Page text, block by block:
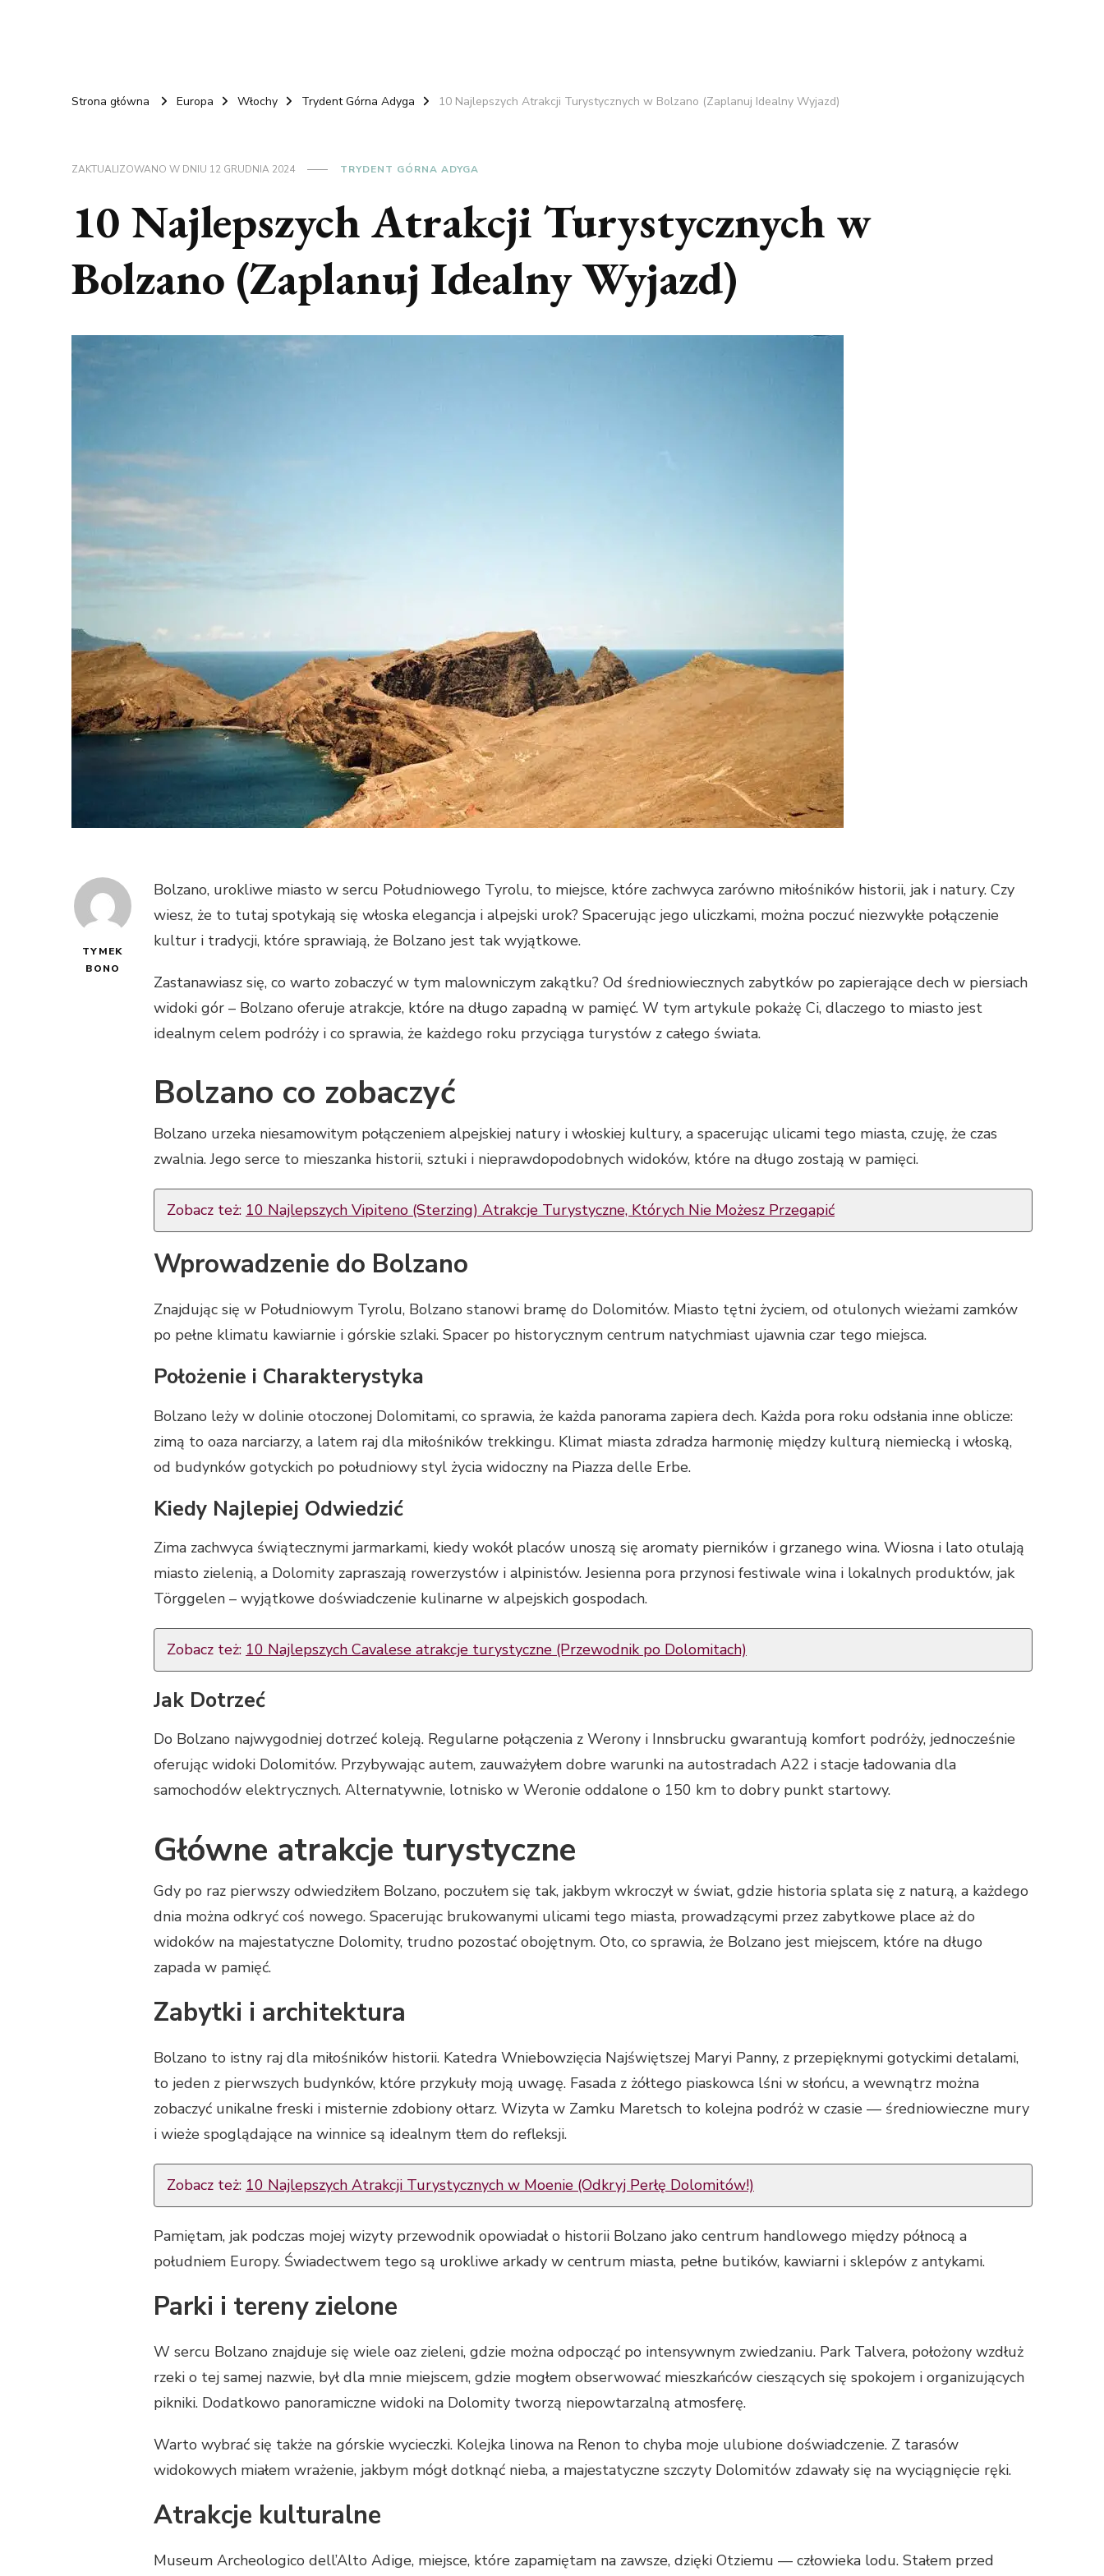
Strona główna Europa Włochy Trydent Górna Adyga 10 Najlepszych Atrakcji Turystycznych w Bolzano (Zaplanuj Idealny Wyjazd)
ZAKTUALIZOWANO W DNIU 12 GRUDNIA 2024 TRYDENT GÓRNA ADYGA
10 Najlepszych Atrakcji Turystycznych w
Bolzano (Zaplanuj Idealny Wyjazd)
TYMEK
BONO
Bolzano, urokliwe miasto w sercu Południowego Tyrolu, to miejsce, które zachwyca zarówno miłośników historii, jak i natury. Czy
wiesz, że to tutaj spotykają się włoska elegancja i alpejski urok? Spacerując jego uliczkami, można poczuć niezwykłe połączenie
kultur i tradycji, które sprawiają, że Bolzano jest tak wyjątkowe.
Zastanawiasz się, co warto zobaczyć w tym malowniczym zakątku? Od średniowiecznych zabytków po zapierające dech w piersiach
widoki gór – Bolzano oferuje atrakcje, które na długo zapadną w pamięć. W tym artykule pokażę Ci, dlaczego to miasto jest
idealnym celem podróży i co sprawia, że każdego roku przyciąga turystów z całego świata.
Bolzano co zobaczyć
Bolzano urzeka niesamowitym połączeniem alpejskiej natury i włoskiej kultury, a spacerując ulicami tego miasta, czuję, że czas
zwalnia. Jego serce to mieszanka historii, sztuki i nieprawdopodobnych widoków, które na długo zostają w pamięci.
Zobacz też: 10 Najlepszych Vipiteno (Sterzing) Atrakcje Turystyczne, Których Nie Możesz Przegapić
Wprowadzenie do Bolzano
Znajdując się w Południowym Tyrolu, Bolzano stanowi bramę do Dolomitów. Miasto tętni życiem, od otulonych wieżami zamków
po pełne klimatu kawiarnie i górskie szlaki. Spacer po historycznym centrum natychmiast ujawnia czar tego miejsca.
Położenie i Charakterystyka
Bolzano leży w dolinie otoczonej Dolomitami, co sprawia, że każda panorama zapiera dech. Każda pora roku odsłania inne oblicze:
zimą to oaza narciarzy, a latem raj dla miłośników trekkingu. Klimat miasta zdradza harmonię między kulturą niemiecką i włoską,
od budynków gotyckich po południowy styl życia widoczny na Piazza delle Erbe.
Kiedy Najlepiej Odwiedzić
Zima zachwyca świątecznymi jarmarkami, kiedy wokół placów unoszą się aromaty pierników i grzanego wina. Wiosna i lato otulają
miasto zielenią, a Dolomity zapraszają rowerzystów i alpinistów. Jesienna pora przynosi festiwale wina i lokalnych produktów, jak
Törggelen – wyjątkowe doświadczenie kulinarne w alpejskich gospodach.
Zobacz też: 10 Najlepszych Cavalese atrakcje turystyczne (Przewodnik po Dolomitach)
Jak Dotrzeć
Do Bolzano najwygodniej dotrzeć koleją. Regularne połączenia z Werony i Innsbrucku gwarantują komfort podróży, jednocześnie
oferując widoki Dolomitów. Przybywając autem, zauważyłem dobre warunki na autostradach A22 i stacje ładowania dla
samochodów elektrycznych. Alternatywnie, lotnisko w Weronie oddalone o 150 km to dobry punkt startowy.
Główne atrakcje turystyczne
Gdy po raz pierwszy odwiedziłem Bolzano, poczułem się tak, jakbym wkroczył w świat, gdzie historia splata się z naturą, a każdego
dnia można odkryć coś nowego. Spacerując brukowanymi ulicami tego miasta, prowadzącymi przez zabytkowe place aż do
widoków na majestatyczne Dolomity, trudno pozostać obojętnym. Oto, co sprawia, że Bolzano jest miejscem, które na długo
zapada w pamięć.
Zabytki i architektura
Bolzano to istny raj dla miłośników historii. Katedra Wniebowzięcia Najświętszej Maryi Panny, z przepięknymi gotyckimi detalami,
to jeden z pierwszych budynków, które przykuły moją uwagę. Fasada z żółtego piaskowca lśni w słońcu, a wewnątrz można
zobaczyć unikalne freski i misternie zdobiony ołtarz. Wizyta w Zamku Maretsch to kolejna podróż w czasie — średniowieczne mury
i wieże spoglądające na winnice są idealnym tłem do refleksji.
Zobacz też: 10 Najlepszych Atrakcji Turystycznych w Moenie (Odkryj Perłę Dolomitów!)
Pamiętam, jak podczas mojej wizyty przewodnik opowiadał o historii Bolzano jako centrum handlowego między północą a
południem Europy. Świadectwem tego są urokliwe arkady w centrum miasta, pełne butików, kawiarni i sklepów z antykami.
Parki i tereny zielone
W sercu Bolzano znajduje się wiele oaz zieleni, gdzie można odpocząć po intensywnym zwiedzaniu. Park Talvera, położony wzdłuż
rzeki o tej samej nazwie, był dla mnie miejscem, gdzie mogłem obserwować mieszkańców cieszących się spokojem i organizujących
pikniki. Dodatkowo panoramiczne widoki na Dolomity tworzą niepowtarzalną atmosferę.
Warto wybrać się także na górskie wycieczki. Kolejka linowa na Renon to chyba moje ulubione doświadczenie. Z tarasów
widokowych miałem wrażenie, jakbym mógł dotknąć nieba, a majestatyczne szczyty Dolomitów zdawały się na wyciągnięcie ręki.
Atrakcje kulturalne
Museum Archeologico dell’Alto Adige, miejsce, które zapamiętam na zawsze, dzięki Otziemu — człowieka lodu. Stałem przed